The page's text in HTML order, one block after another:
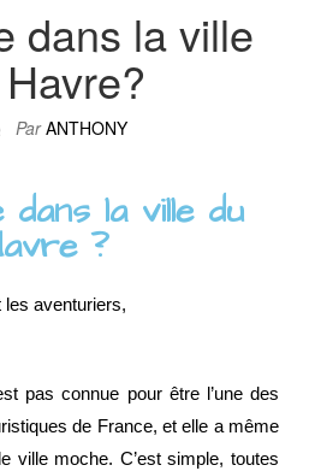
dans la ville
ParANTHONY
la ville du
?
les aventuriers,
pas connue pour être l’une des
de France, et elle a même
ville moche. C’est simple, toutes